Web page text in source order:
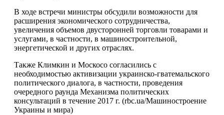
В ходе встречи министры обсудили возможности для
расширения экономического сотрудничества,
увеличения объемов двусторонней торговли товарами и
услугами, в частности, в машиностроительной,
энергетической и других отраслях.
Также Климкин и Москосо согласились с
необходимостью активизации украинско-гватемальского
политического диалога, в частности, проведения
очередного раунда Механизма политических
консультаций в течение 2017 г. (rbc.ua/Машиностроение
Украины и мира)